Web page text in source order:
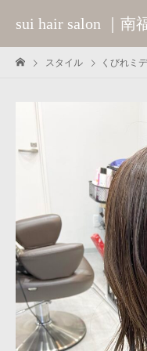
sui hair salon ｜南
スタイル くびれミ